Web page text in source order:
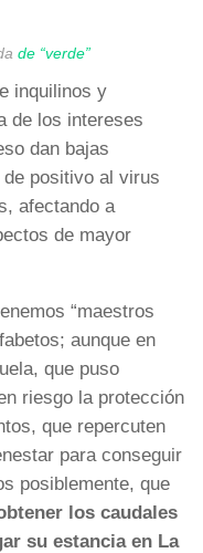
de “verde”
inquilinos y
de los intereses
dan bajas
positivo al virus
afectando a
de mayor
“maestros
aunque en
que puso
riesgo la protección
que repercuten
para conseguir
posiblemente, que
los caudales
su estancia en La